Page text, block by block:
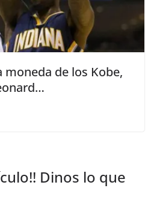
moneda de los Kobe,
Dinos lo que